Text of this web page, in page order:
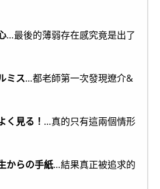
…最後的薄弱存在感究竟是出了
ミス…都老師第一次發現遼介&
く見る！ …真的只有這兩個情形
からの手紙…結果真正被追求的